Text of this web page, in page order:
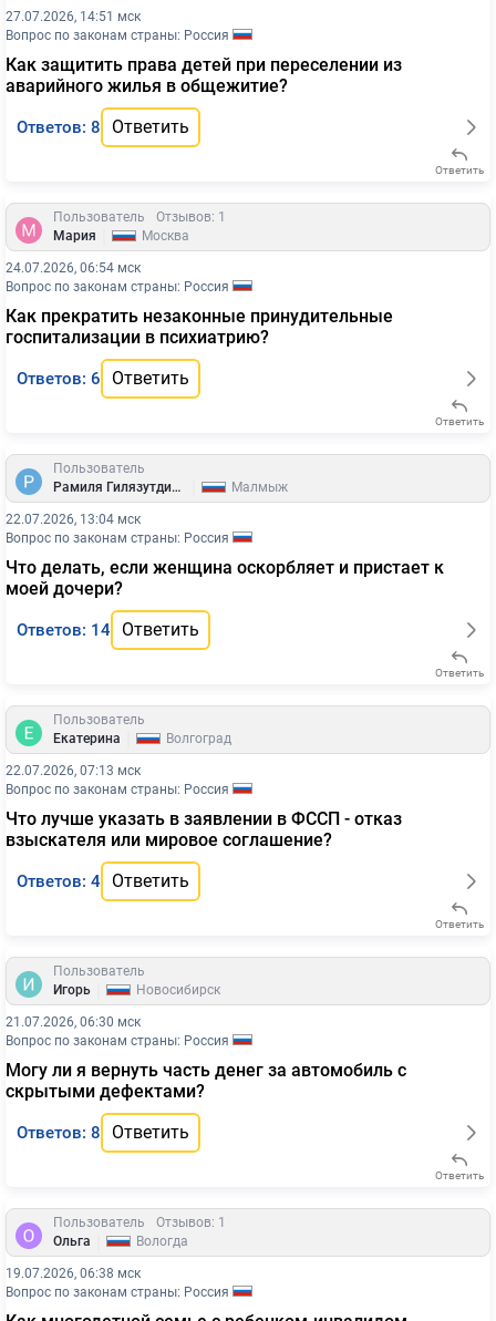
27.07.2026, 14:51 мск
Вопрос по законам страны: Россия
Как защитить права детей при переселении из
аварийного жилья в общежитие?
Ответов: 8 Ответить
Ответить
Пользователь
Отзывов: 1
Мария
Москва
24.07.2026, 06:54 мск
Вопрос по законам страны: Россия
Как прекратить незаконные принудительные
госпитализации в психиатрию?
Ответов: 6 Ответить
Ответить
Пользователь
Рамиля Гилязутдинова
Малмыж
22.07.2026, 13:04 мск
Вопрос по законам страны: Россия
Что делать, если женщина оскорбляет и пристает к
моей дочери?
Ответов: 14 Ответить
Ответить
Пользователь
Екатерина
Волгоград
22.07.2026, 07:13 мск
Вопрос по законам страны: Россия
Что лучше указать в заявлении в ФССП - отказ
взыскателя или мировое соглашение?
Ответов: 4 Ответить
Ответить
Пользователь
Игорь
Новосибирск
21.07.2026, 06:30 мск
Вопрос по законам страны: Россия
Могу ли я вернуть часть денег за автомобиль с
скрытыми дефектами?
Ответов: 8 Ответить
Ответить
Пользователь
Отзывов: 1
Ольга
Вологда
19.07.2026, 06:38 мск
Вопрос по законам страны: Россия